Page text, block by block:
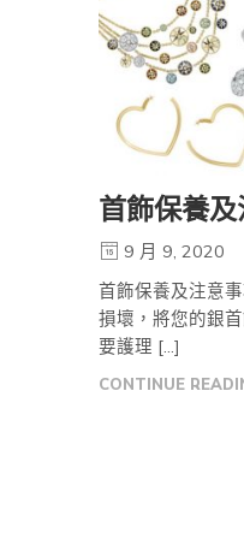
首飾保養
9 月 9, 2020
首飾保養及注意
損壞，將您的銀
要護理 […]
CONTINUE